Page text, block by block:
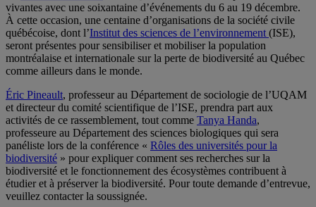
vivantes avec une soixantaine d’événements du 6 au 19 décembre.
À cette occasion, une centaine d’organisations de la société civile
québécoise, dont l’Institut des sciences de l’environnement (ISE),
seront présentes pour sensibiliser et mobiliser la population
montréalaise et internationale sur la perte de biodiversité au Québec
comme ailleurs dans le monde.
Éric Pineault, professeur au Département de sociologie de l’UQAM
et directeur du comité scientifique de l’ISE, prendra part aux
activités de ce rassemblement, tout comme Tanya Handa,
professeure au Département des sciences biologiques qui sera
panéliste lors de la conférence « Rôles des universités pour la
biodiversité » pour expliquer comment ses recherches sur la
biodiversité et le fonctionnement des écosystèmes contribuent à
étudier et à préserver la biodiversité. Pour toute demande d’entrevue,
veuillez contacter la soussignée.